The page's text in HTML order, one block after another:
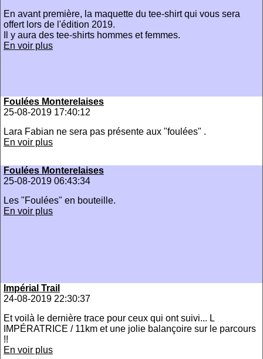
En avant première, la maquette du tee-shirt qui vous sera
offert lors de l'édition 2019.
Il y aura des tee-shirts hommes et femmes.
En voir plus
Foulées Monterelaises
25-08-2019 17:40:12
Lara Fabian ne sera pas présente aux "foulées" .
En voir plus
Foulées Monterelaises
25-08-2019 06:43:34
Les "Foulées" en bouteille.
En voir plus
Impérial Trail
24-08-2019 22:30:37
Et voilà le dernière trace pour ceux qui ont suivi... L
IMPÉRATRICE / 11km et une jolie balançoire sur le parcours
!!
En voir plus